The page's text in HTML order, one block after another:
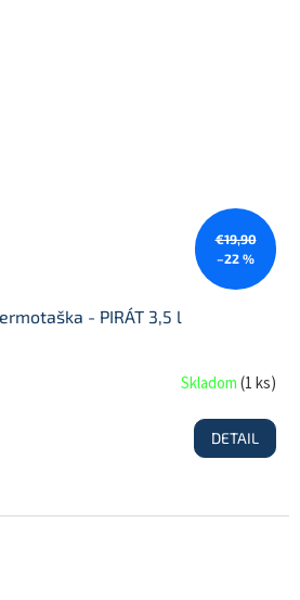
€19,90
–22 %
- PIRÁT 3,5 l
Skladom(1 ks)
DETAIL